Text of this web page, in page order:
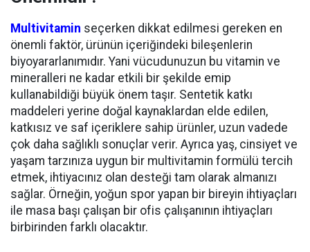
Multivitamin seçerken dikkat edilmesi gereken en
önemli faktör, ürünün içeriğindeki bileşenlerin
biyoyararlanımıdır. Yani vücudunuzun bu vitamin ve
mineralleri ne kadar etkili bir şekilde emip
kullanabildiği büyük önem taşır. Sentetik katkı
maddeleri yerine doğal kaynaklardan elde edilen,
katkısız ve saf içeriklere sahip ürünler, uzun vadede
çok daha sağlıklı sonuçlar verir. Ayrıca yaş, cinsiyet ve
yaşam tarzınıza uygun bir multivitamin formülü tercih
etmek, ihtiyacınız olan desteği tam olarak almanızı
sağlar. Örneğin, yoğun spor yapan bir bireyin ihtiyaçları
ile masa başı çalışan bir ofis çalışanının ihtiyaçları
birbirinden farklı olacaktır.